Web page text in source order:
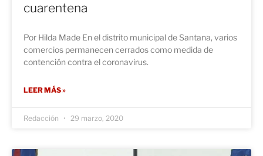
cuarentena
Por Hilda Made En el distrito municipal de Santana, varios
comercios permanecen cerrados como medida de
contención contra el coronavirus.
LEER MÁS »
Redacción 29 marzo, 2020